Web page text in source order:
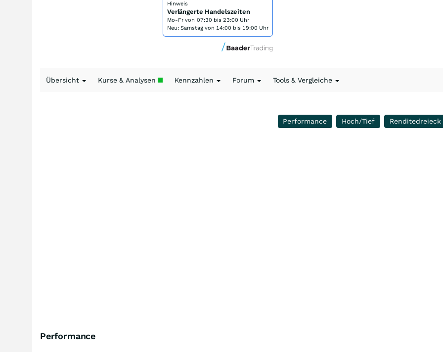
Hinweis
Verlängerte Handelszeiten
Mo-Fr von 07:30 bis 23:00 Uhr
Neu: Samstag von 14:00 bis 19:00 Uhr
Übersicht Kurse & Analysen Kennzahlen Forum Tools & Vergleiche
Performance Hoch/Tief Renditedreieck
Performance